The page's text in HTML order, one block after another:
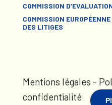
COMMISSION
COMMISSION
DES LITIGES
Mentions légales -
confidentialité